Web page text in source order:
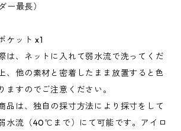
ー最長）
ケット x1
は、ネットに入れて弱水流で洗ってくだ
、他の素材と密着したまま放置すると色
ますのでご注意ください。
品は、独自の採寸方法により採寸をして
水流（40℃まで）にて可能です。アイロ